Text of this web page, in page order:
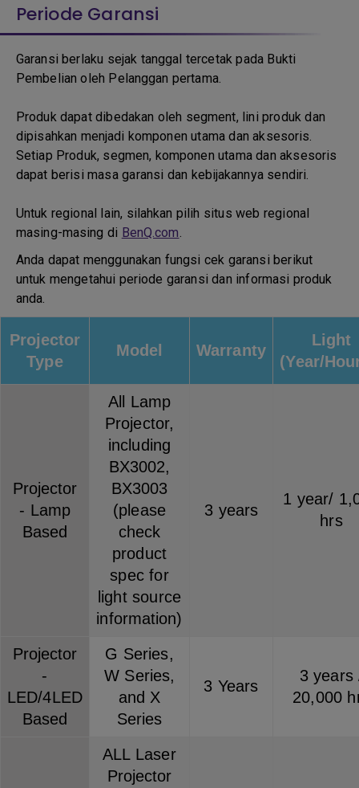
Periode Garansi
Garansi berlaku sejak tanggal tercetak pada Bukti
Pembelian oleh Pelanggan pertama.
Produk dapat dibedakan oleh segment, lini produk dan
dipisahkan menjadi komponen utama dan aksesoris.
Setiap Produk, segmen, komponen utama dan aksesoris
dapat berisi masa garansi dan kebijakannya sendiri.
Untuk regional lain, silahkan pilih situs web regional
masing-masing di BenQ.com.
Anda dapat menggunakan fungsi cek garansi berikut
untuk mengetahui periode garansi dan informasi produk
anda.
Projector
Type
Model Warranty
Light
(Year/
Projector
- Lamp
Based
All Lamp
Projector,
including
BX3002,
BX3003
(please
check
product
spec for
light source
information)
3 years
1 year/
hrs
Projector
-
LED/4LED
Based
G Series,
W Series,
and X
Series
3 Years
3 years
20,000
ALL Laser
Projector